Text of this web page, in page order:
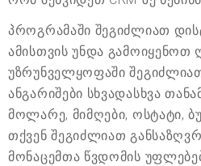
პროგრამაში შეგიძლიათ
ამისთვის უნდა
უზრუნველყოფაში
ანგარიშები სხვადასხვა
მოლარე, მიმღები, ოსტატი,
თქვენ შეგიძლიათ
მონაცემთა წვდომის